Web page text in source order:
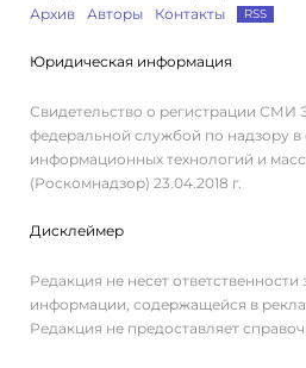
Архив
Авторы Контакты RSS
Юридическая информация
Свидетельство о регистрации
федеральной службой по надзору в
информационных технологий и
(Роскомнадзор) 23.04.2018 г.
Дисклеймер
Редакция не несет ответственности
информации, содержащейся в
Редакция не предоставляет